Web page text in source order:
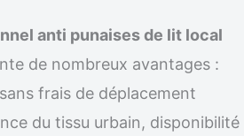
anti punaises de lit local
de nombreux avantages :
sans frais de déplacement
du tissu urbain, disponibilité